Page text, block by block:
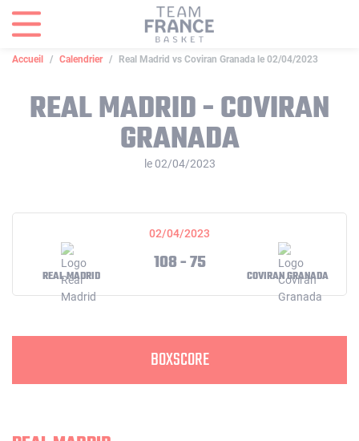
Accueil Calendrier Real Madrid vs Coviran Granada le 02/04/2023
REAL MADRID - COVIRAN
GRANADA
le 02/04/2023
02/04/2023
REAL MADRID
108 - 75
COVIRAN GRANADA
BOXSCORE
Panneau de gestion des cookies